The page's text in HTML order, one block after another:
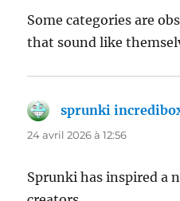
Some categories are
that sound like
sprunki
24 avril 2026 à 12:56
Sprunki has inspired a